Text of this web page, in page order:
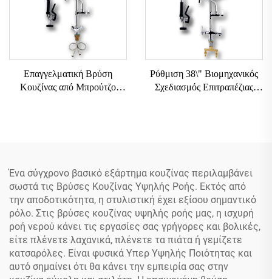
Επαγγελματική Βρύση
Κουζίνας από Μπρούτζο
Ρύθμιση 38\" Βιομηχανικός
Σχεδιασμός Επιτραπέζιας
Ένα σύγχρονο βασικό εξάρτημα κουζίνας περιλαμβάνει
σωστά τις Βρύσες Κουζίνας Υψηλής Ροής. Εκτός από
την αποδοτικότητα, η στυλιστική έχει εξίσου σημαντικό
ρόλο. Στις βρύσες κουζίνας υψηλής ροής μας, η ισχυρή
ροή νερού κάνει τις εργασίες σας γρήγορες και βολικές,
είτε πλένετε λαχανικά, πλένετε τα πιάτα ή γεμίζετε
κατσαρόλες. Είναι φυσικά Υπερ Υψηλής Ποιότητας και
αυτό σημαίνει ότι θα κάνει την εμπειρία σας στην